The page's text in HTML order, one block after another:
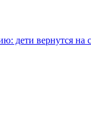
дети вернутся на